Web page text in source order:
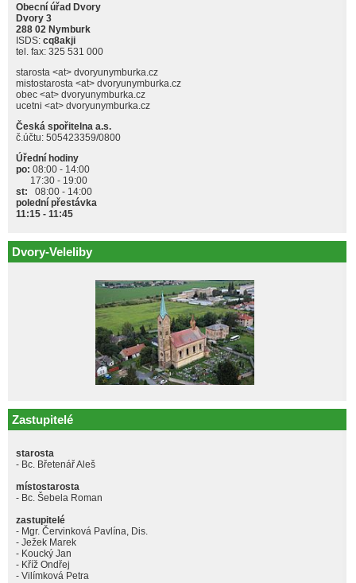
Obecní úřad Dvory
Dvory 3
288 02 Nymburk
ISDS: cq8akji
tel. fax: 325 531 000
starosta <at> dvoryunymburka.cz
mistostarosta <at> dvoryunymburka.cz
obec <at> dvoryunymburka.cz
ucetni <at> dvoryunymburka.cz
Česká spořitelna a.s.
č.účtu: 505423359/0800
Úřední hodiny
po: 08:00 - 14:00
17:30 - 19:00
st: 08:00 - 14:00
polední přestávka
11:15 - 11:45
Dvory-Veleliby
Zastupitelé
starosta
- Bc. Břetenář Aleš
místostarosta
- Bc. Šebela Roman
zastupitelé
- Mgr. Červinková Pavlína, Dis.
- Ježek Marek
- Koucký Jan
- Kříž Ondřej
- Vilímková Petra